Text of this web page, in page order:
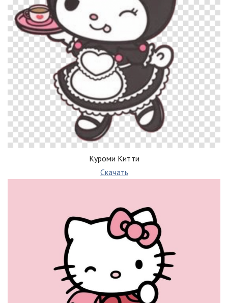
Куроми Китти
Скачать